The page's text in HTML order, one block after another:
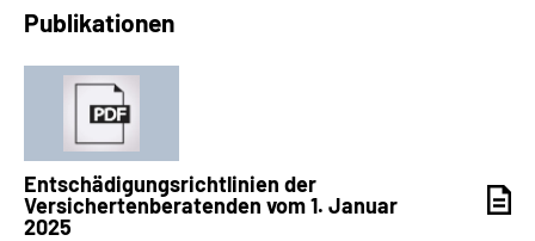
Publikationen
Entschädigungsrichtlinien der
Versichertenberatenden vom 1. Januar
2025